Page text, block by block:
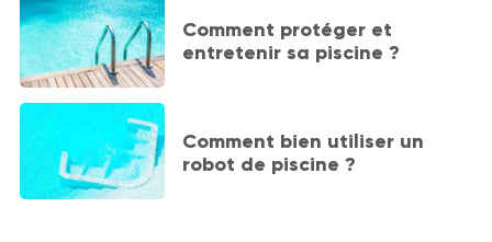
Comment protéger et
entretenir sa piscine ?
Comment bien utiliser un
robot de piscine ?